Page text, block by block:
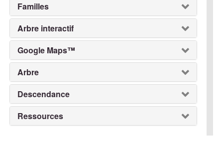
Familles
Arbre interactif
Google Maps™
Arbre
Descendance
Ressources